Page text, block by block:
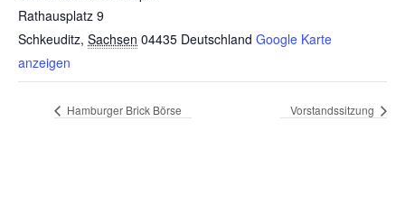
Rathausplatz 9
Schkeuditz, Sachsen 04435 Deutschland Google Karte
anzeigen
Hamburger Brick Börse Vorstandssitzung